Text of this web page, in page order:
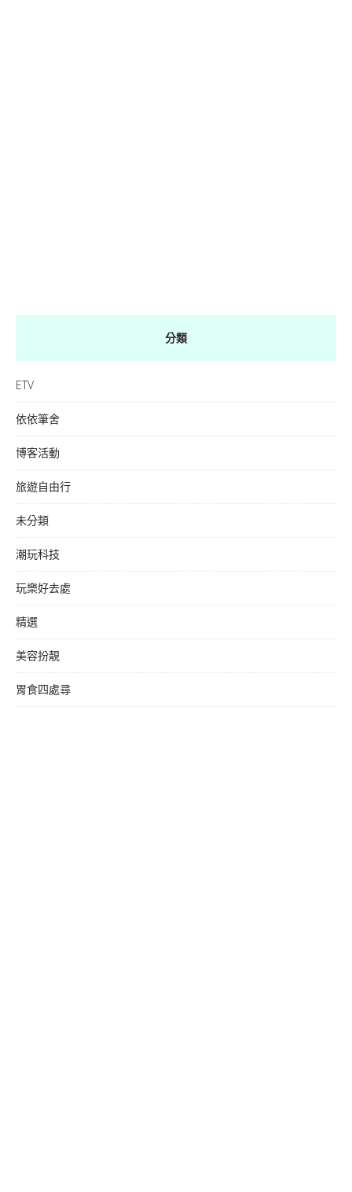
分類
ETV
依依筆舍
博客活動
旅遊自由行
未分類
潮玩科技
玩樂好去處
精選
美容扮靚
胃食四處尋